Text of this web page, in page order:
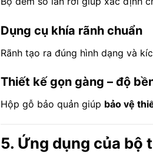
Dụng cụ khía rãnh chuẩn
Rãnh tạo ra đúng hình dạng và
Thiết kế gọn gàng – độ
Hộp gỗ bảo quản giúp bảo vệ
5. Ứng dụng của bộ